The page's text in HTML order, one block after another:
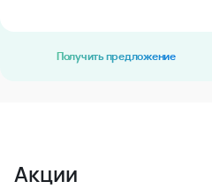
Получить предложение
Акции